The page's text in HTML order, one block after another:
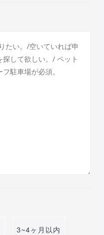
3~4ヶ月以内